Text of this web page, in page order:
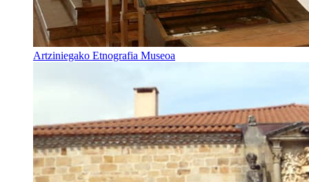
Artziniegako Etnografia Museoa